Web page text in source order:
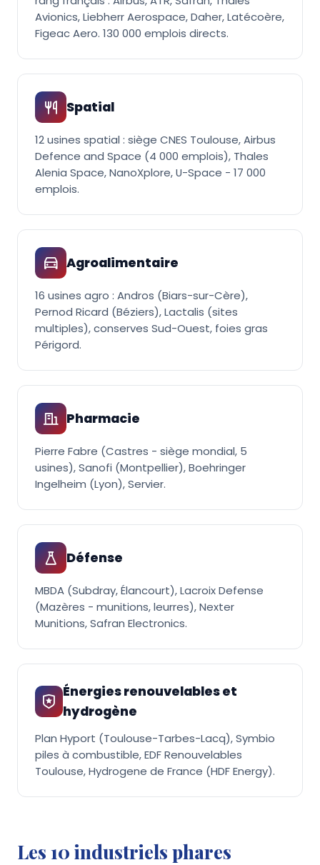
Avionics, Liebherr Aerospace, Daher, Latécoère,
Figeac Aero. 130 000 emplois directs.
Spatial
12 usines spatial : siège CNES Toulouse, Airbus
Defence and Space (4 000 emplois), Thales
Alenia Space, NanoXplore, U-Space - 17 000
emplois.
Agroalimentaire
16 usines agro : Andros (Biars-sur-Cère),
Pernod Ricard (Béziers), Lactalis (sites
multiples), conserves Sud-Ouest, foies gras
Périgord.
Pharmacie
Pierre Fabre (Castres - siège mondial, 5
usines), Sanofi (Montpellier), Boehringer
Ingelheim (Lyon), Servier.
Défense
MBDA (Subdray, Élancourt), Lacroix Defense
(Mazères - munitions, leurres), Nexter
Munitions, Safran Electronics.
Énergies renouvelables et
hydrogène
Plan Hyport (Toulouse-Tarbes-Lacq), Symbio
piles à combustible, EDF Renouvelables
Toulouse, Hydrogene de France (HDF Energy).
Les 10 industriels phares